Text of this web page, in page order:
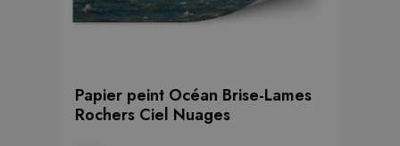
Papier peint Océan Brise-Lames
Rochers Ciel Nuages